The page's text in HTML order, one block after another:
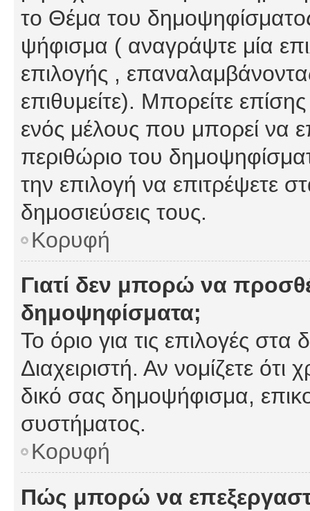
το Θέμα του
ψήφισμα ( αναγράψτε μία
επιλογής ,
επιθυμείτε). Μπορείτε
ενός μέλους που μπορεί να
περιθώριο του
την επιλογή να επιτρέψετε
δημοσιεύσεις τους.
Κορυφή
Γιατί δεν μπορώ να
δημοψηφίσματα;
Το όριο για τις επιλογές
Διαχειριστή. Αν νομίζετε ότι
δικό σας δημοψήφισμα,
συστήματος.
Κορυφή
Πώς μπορώ να